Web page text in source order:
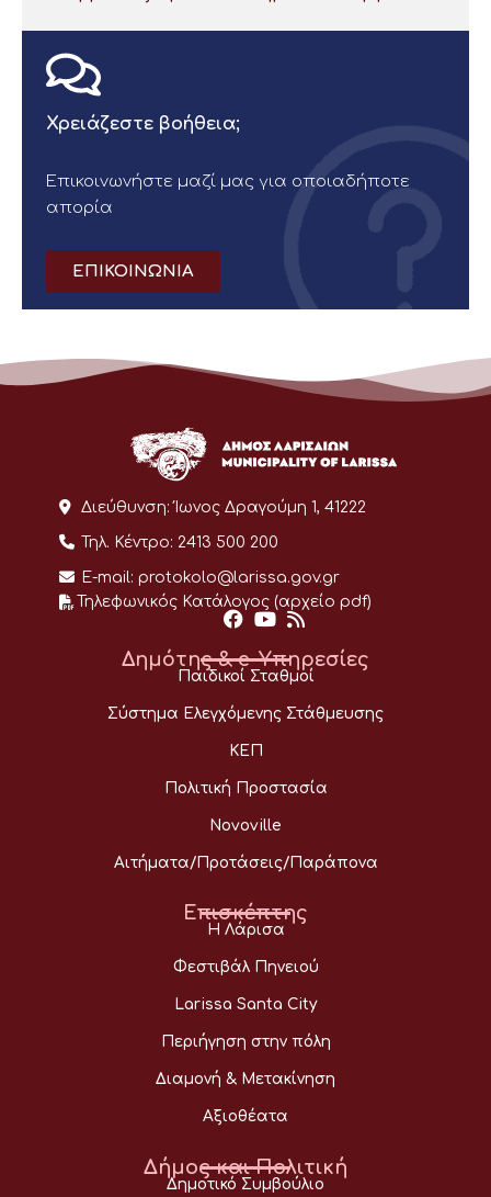
Χρειάζεστε βοήθεια;
Επικοινωνήστε μαζί μας για οποιαδήποτε
απορία
ΕΠΙΚΟΙΝΩΝΙΑ
Διεύθυνση: Ίωνος Δραγούμη 1, 41222
Τηλ. Κέντρο: 2413 500 200
E-mail: protokolo@larissa.gov.gr
Τηλεφωνικός Κατάλογος (αρχείο pdf)
Δημότης & e-Υπηρεσίες
Παιδικοί Σταθμοί
Σύστημα Ελεγχόμενης Στάθμευσης
ΚΕΠ
Πολιτική Προστασία
Novoville
Αιτήματα/Προτάσεις/Παράπονα
Επισκέπτης
Η Λάρισα
Φεστιβάλ Πηνειού
Larissa Santa City
Περιήγηση στην πόλη
Διαμονή & Μετακίνηση
Αξιοθέατα
Δήμος και Πολιτική
Δημοτικό Συμβούλιο